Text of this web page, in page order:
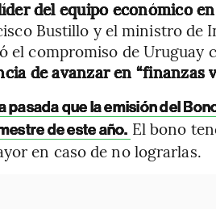
del equipo económico
Bustillo y el ministro de
el compromiso de Uruguay
de avanzar en “finanzas
que la emisión del
de este año. El bono
en caso de no lograrlas.